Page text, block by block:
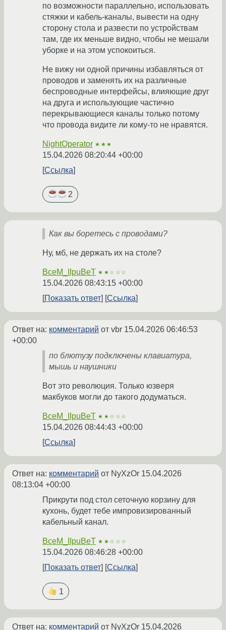
по возможности параллельно, использовать
стяжки и кабель-каналы, вывести на одну
сторону стола и развести по устройствам
там, где их меньше видно, чтобы не мешали
уборке и на этом успокоиться.
Не вижу ни одной причины избавляться от
проводов и заменять их на различные
беспроводные интерфейсы, влияющие друг
на друга и использующие частично
перекрывающиеся каналы только потому
что провода видите ли кому-то не нравятся.
NightOperator ★★★
15.04.2026 08:20:44 +00:00
Ссылка
2
Как вы боретесь с проводами?
Ну, мб, не держать их на столе?
BceM_IIpuBeT ★★☆☆☆
15.04.2026 08:43:15 +00:00
Показать ответ
Ссылка
Ответ на: комментарий от vbr 15.04.2026 06:46:53
+00:00
по блютузу подключены клавиатура,
мышь и наушники
Вот это революция. Только юзверя
макбуков могли до такого додуматься.
BceM_IIpuBeT ★★☆☆☆
15.04.2026 08:44:43 +00:00
Ссылка
Ответ на: комментарий от NyXzOr 15.04.2026
08:13:04 +00:00
Прикрути под стол сеточную корзину для
кухонь, будет тебе импровизированный
кабельный канал.
BceM_IIpuBeT ★★☆☆☆
15.04.2026 08:46:28 +00:00
Показать ответ
Ссылка
1
Ответ на: комментарий от NyXzOr 15.04.2026